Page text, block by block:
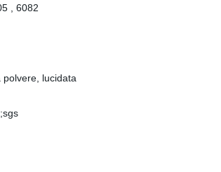
, 6082
lucidata